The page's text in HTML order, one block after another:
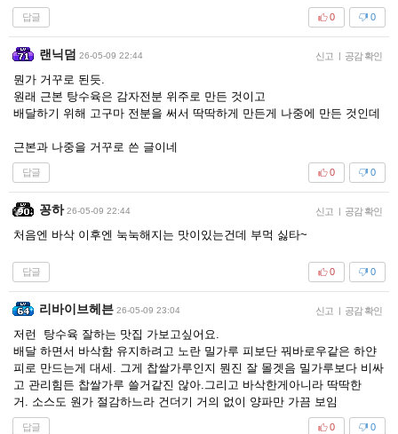
답글 0
0
랜닉덤 26-05-09 22:44 신고 | 공감 확인
뭔가 거꾸로 된듯.
원래 근본 탕수육은 감자전분 위주로 만든 것이고
배달하기 위해 고구마 전분을 써서 딱딱하게 만든게 나중에 만든 것인데
근본과 나중을 거꾸로 쓴 글이네
답글 0
0
꽁하 26-05-09 22:44 신고 | 공감 확인
처음엔 바삭 이후엔 눅눅해지는 맛이있는건데 부먹 싫타~
답글 0
0
리바이브헤븐 26-05-09 23:04 신고 | 공감 확인
저런 탕수육 잘하는 맛집 가보고싶어요.
배달 하면서 바삭함 유지하려고 노란 밀가루 피보단 꿔바로우같은 하얀
피로 만드는게 대세. 그게 찹쌀가루인지 뭔진 잘 몰겟음 밀가루보다 비싸
고 관리힘든 찹쌀가루 쓸거같진 않아.그리고 바삭한게아니라 딱딱한
거. 소스도 원가 절감하느라 건더기 거의 없이 양파만 가끔 보임
답글 0
0